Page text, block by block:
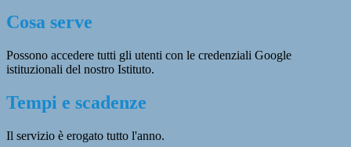
Cosa serve
Possono accedere tutti gli utenti con le credenziali Google
istituzionali del nostro Istituto.
Tempi e scadenze
Il servizio è erogato tutto l'anno.